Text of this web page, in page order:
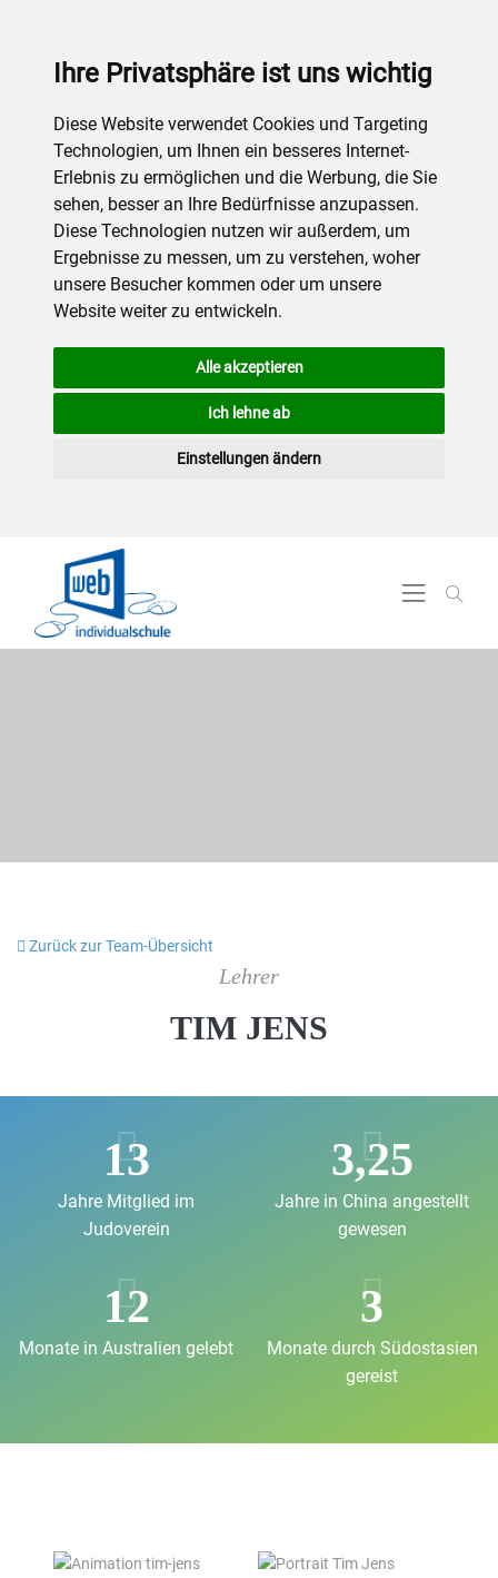
Ihre Privatsphäre ist uns wichtig
Diese Website verwendet Cookies und Targeting
Technologien, um Ihnen ein besseres Internet-
Erlebnis zu ermöglichen und die Werbung, die Sie
sehen, besser an Ihre Bedürfnisse anzupassen.
Diese Technologien nutzen wir außerdem, um
Ergebnisse zu messen, um zu verstehen, woher
unsere Besucher kommen oder um unsere
Website weiter zu entwickeln.
Alle akzeptieren
Ich lehne ab
Einstellungen ändern
Zurück zur Team-Übersicht
Lehrer
TIM JENS
13
Jahre Mitglied im
Judoverein
3,25
Jahre in China angestellt
gewesen
12
Monate in Australien gelebt
3
Monate durch Südostasien
gereist